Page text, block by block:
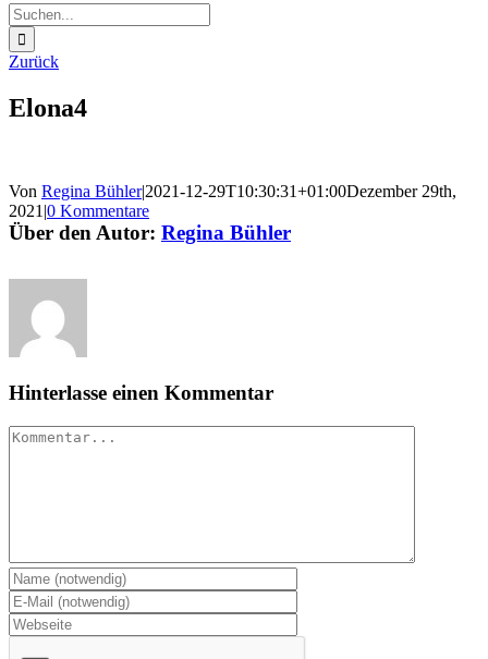
Suche
nach:
Zurück
Elona4
Von Regina Bühler|2021-12-29T10:30:31+01:00Dezember 29th,
2021 |0 Kommentare
Über den Autor: Regina Bühler
Hinterlasse einen Kommentar
Kommentar